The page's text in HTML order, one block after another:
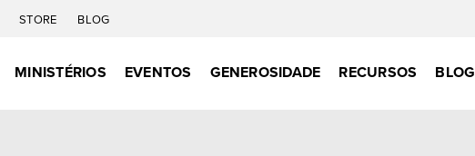
STORE BLOG
MINISTÉRIOS EVENTOS GENEROSIDADE RECURSOS BLOG